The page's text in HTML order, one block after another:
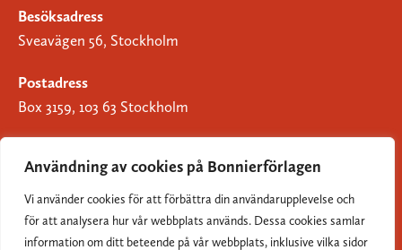
Användning av cookies på Bonnierförlagen
Vi använder cookies för att förbättra din användarupplevelse och
för att analysera hur vår webbplats används. Dessa cookies samlar
information om ditt beteende på vår webbplats, inklusive vilka sidor
Besöksadress
Sveavägen 56, Stockholm
Postadress
Box 3159, 103 63 Stockholm
Om Bonnierförlagen
Cookies